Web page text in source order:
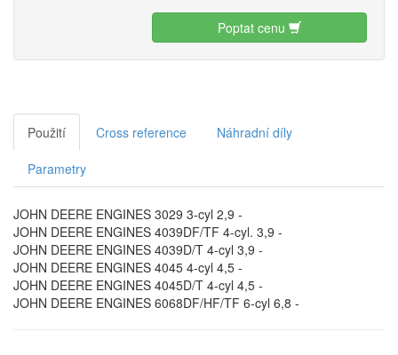
Poptat cenu
Použití Cross reference Náhradní díly
Parametry
JOHN DEERE ENGINES 3029 3-cyl 2,9 -
JOHN DEERE ENGINES 4039DF/TF 4-cyl. 3,9 -
JOHN DEERE ENGINES 4039D/T 4-cyl 3,9 -
JOHN DEERE ENGINES 4045 4-cyl 4,5 -
JOHN DEERE ENGINES 4045D/T 4-cyl 4,5 -
JOHN DEERE ENGINES 6068DF/HF/TF 6-cyl 6,8 -